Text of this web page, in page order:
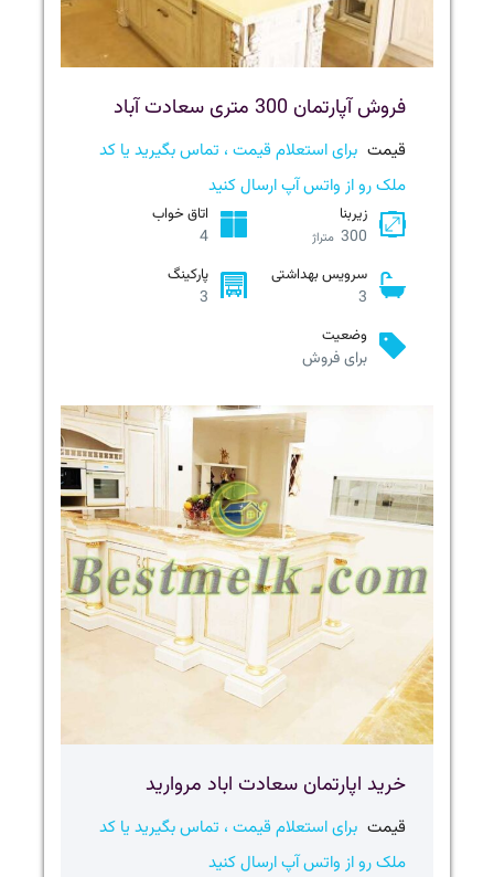
فروش آپارتمان 300 متری سعادت آباد
قیمت برای استعلام قیمت ، تماس بگیرید یا کد
ملک رو از واتس آپ ارسال کنید
زیربنا
300 متراژ
اتاق خواب
4
سرویس بهداشتی
3
پارکینگ
3
وضعیت
برای فروش
خريد اپارتمان سعادت اباد مروارید
قیمت برای استعلام قیمت ، تماس بگیرید یا کد
ملک رو از واتس آپ ارسال کنید